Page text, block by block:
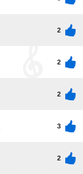
2
2
2
3
2